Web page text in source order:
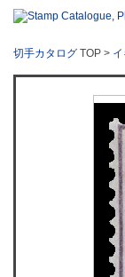
切手カタログ TOP >